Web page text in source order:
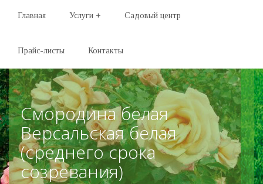
Главная Услуги + Садовый центр
Прайс-листы Контакты
Смородина белая
Версальская белая
(среднего срока
созревания)